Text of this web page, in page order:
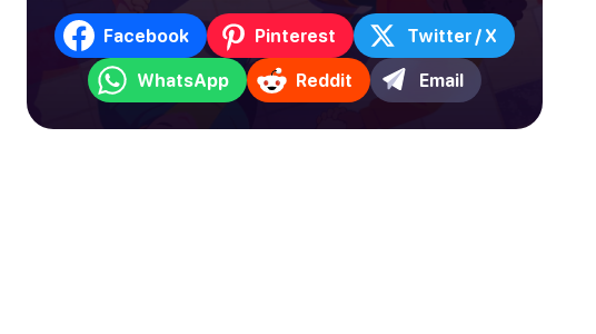
Facebook Pinterest Twitter / X
WhatsApp Reddit Email